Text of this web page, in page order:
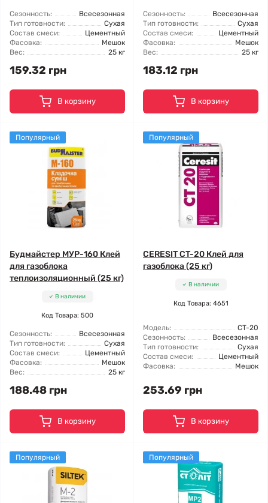
Сезонность:
Всесезонная
Тип готовности:
Сухая
Состав смеси:
Цементный
Фасовка:
Мешок
Вес:
25 кг
159.32 грн
В корзину
Сезонность:
Всесезонная
Тип готовности:
Сухая
Состав смеси:
Цементный
Фасовка:
Мешок
Вес:
25 кг
183.12 грн
В корзину
Популярный
Будмайстер МУР-160 Клей
для газоблока
теплоизоляционный (25 кг)
В наличии
Код Товара: 500
Сезонность:
Всесезонная
Тип готовности:
Сухая
Состав смеси:
Цементный
Фасовка:
Мешок
Вес:
25 кг
188.48 грн
В корзину
Популярный
CERESIT CT-20 Клей для
газоблока (25 кг)
В наличии
Код Товара: 4651
Модель:
CT-20
Сезонность:
Всесезонная
Тип готовности:
Сухая
Состав смеси:
Цементный
Фасовка:
Мешок
253.69 грн
В корзину
Популярный Популярный